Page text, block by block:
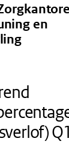
en